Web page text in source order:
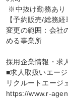
【予約販売/総務
変更の範囲：会社
める事業所
採用企業情報・求
■求人取扱いエー
リクルートエージ
https://www.r-